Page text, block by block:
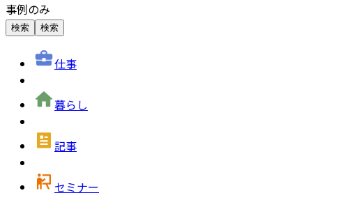
事例のみ
検索 検索
仕事
暮らし
記事
セミナー